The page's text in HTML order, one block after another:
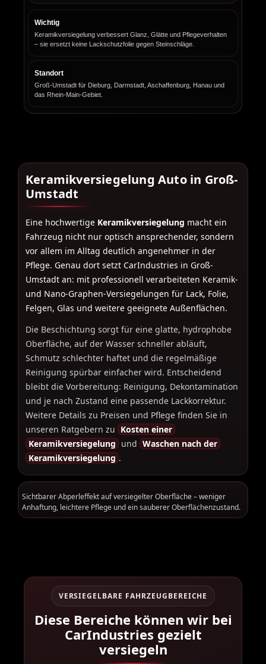
Wichtig
Keramikversiegelung verbessert Glanz, Glätte und Pflegeverhalten
– sie ersetzt keine Lackschutzfolie gegen Steinschläge.
Standort
Groß-Umstadt für Dieburg, Darmstadt, Aschaffenburg, Hanau und
das Rhein-Main-Gebiet.
Keramikversiegelung Auto in Groß-
Umstadt
Eine hochwertige Keramikversiegelung macht ein
Fahrzeug nicht nur optisch ansprechender, sondern
vor allem im Alltag deutlich angenehmer in der
Pflege. Genau dort setzt CarIndustries in Groß-
Umstadt an: mit professionell verarbeiteten Keramik-
und Nano-Graphen-Versiegelungen für Lack, Folie,
Felgen, Glas und weitere geeignete Außenflächen.
Die Beschichtung sorgt für eine glatte, hydrophobe
Oberfläche, auf der Wasser schneller abläuft,
Schmutz schlechter haftet und die regelmäßige
Reinigung spürbar einfacher wird. Entscheidend
bleibt die Vorbereitung: Reinigung, Dekontamination
und je nach Zustand eine passende Lackkorrektur.
Weitere Details zu Preisen und Pflege finden Sie in
unseren Ratgebern zu Kosten einer
Keramikversiegelung und Waschen nach der
Keramikversiegelung .
Sichtbarer Abperleffekt auf versiegelter Oberfläche – weniger
Anhaftung, leichtere Pflege und ein sauberer Oberflächenzustand.
VERSIEGELBARE FAHRZEUGBEREICHE
Diese Bereiche können wir bei
CarIndustries gezielt
versiegeln